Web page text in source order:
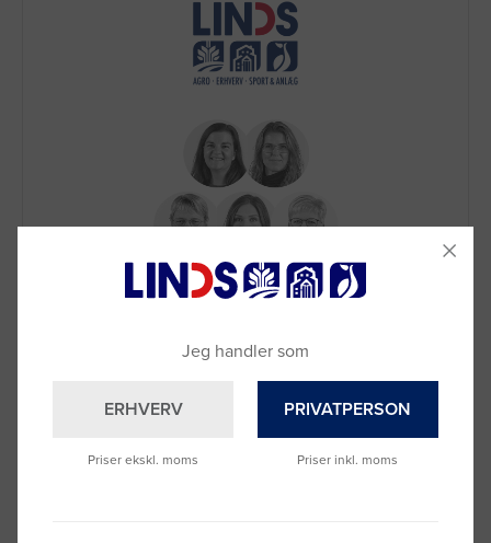
Brug for hjælp?
Jeg handler som
ERHVERV
Priser ekskl. moms
PRIVATPERSON
Priser inkl. moms